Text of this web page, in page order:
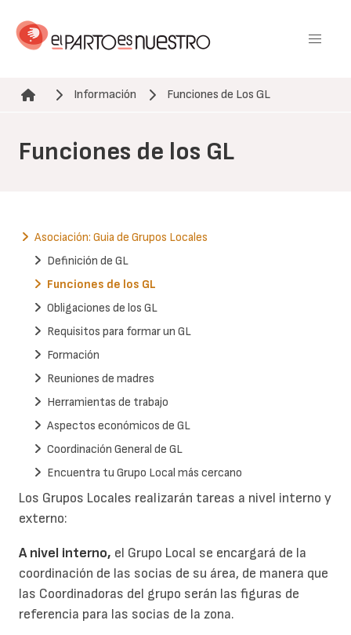
contenido
Ruta de navegación
Información Funciones de Los GL
Funciones de los GL
Los Grupos Locales realizarán tareas a nivel interno y
externo:
A nivel interno, el Grupo Local se encargará de la
coordinación de las socias de su área, de manera que
las Coordinadoras del grupo serán las figuras de
referencia para las socias de la zona.
Asociación: Guia de Grupos Locales
Definición de GL
Funciones de los GL
Obligaciones de los GL
Requisitos para formar un GL
Formación
Reuniones de madres
Herramientas de trabajo
Aspectos económicos de GL
Coordinación General de GL
Encuentra tu Grupo Local más cercano